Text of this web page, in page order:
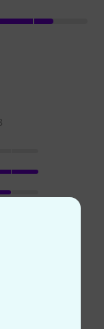
det kunde
Men jag
upplevde visst
var 10:e
att jag var i
och